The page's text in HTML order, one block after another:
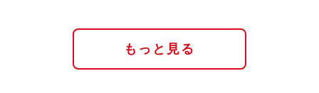
もっと見る